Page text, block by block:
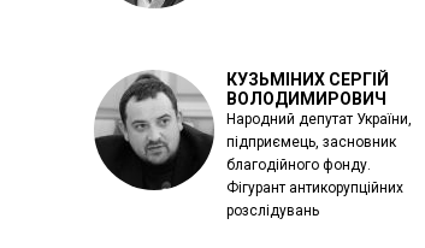
КУЗЬМІНИХ СЕРГІЙ
ВОЛОДИМИРОВИЧ
Народний депутат України,
підприємець, засновник
благодійного фонду.
Фігурант антикорупційних
розслідувань